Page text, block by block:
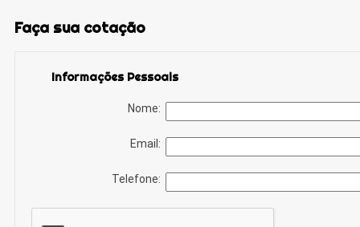
Faça sua cotação
Informações Pessoais
Nome:
Email:
Telefone: